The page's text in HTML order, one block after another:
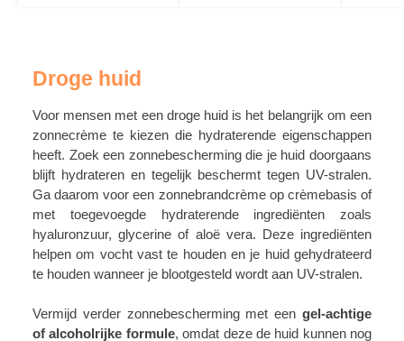
Droge huid
Voor mensen met een droge huid is het belangrijk om een
zonnecrème te kiezen die hydraterende eigenschappen
heeft. Zoek een zonnebescherming die je huid doorgaans
blijft hydrateren en tegelijk beschermt tegen UV-stralen.
Ga daarom voor een zonnebrandcrème op crèmebasis of
met toegevoegde hydraterende ingrediënten zoals
hyaluronzuur, glycerine of aloë vera. Deze ingrediënten
helpen om vocht vast te houden en je huid gehydrateerd
te houden wanneer je blootgesteld wordt aan UV-stralen.
Vermijd verder zonnebescherming met een gel-achtige
of alcoholrijke formule, omdat deze de huid kunnen nog